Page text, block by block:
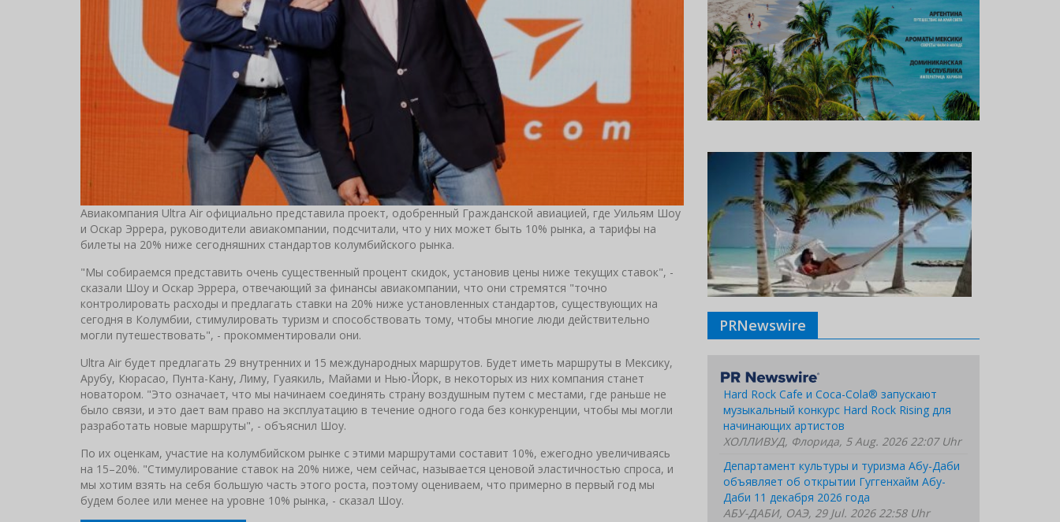
Авиакомпания Ultra Air официально представила проект, одобренный Гражданской авиацией, где Уильям Шоу
и Оскар Эррера, руководители авиакомпании, подсчитали, что у них может быть 10% рынка, а тарифы на
билеты на 20% ниже сегодняшних стандартов колумбийского рынка.
"Мы собираемся представить очень существенный процент скидок, установив цены ниже текущих ставок", -
сказали Шоу и Оскар Эррера, отвечающий за финансы авиакомпании, что они стремятся "точно
контролировать расходы и предлагать ставки на 20% ниже установленных стандартов, существующих на
сегодня в Колумбии, стимулировать туризм и способствовать тому, чтобы многие люди действительно
могли путешествовать", - прокомментировали они.
Ultra Air будет предлагать 29 внутренних и 15 международных маршрутов. Будет иметь маршруты в Мексику,
Арубу, Кюрасао, Пунта-Кану, Лиму, Гуаякиль, Майами и Нью-Йорк, в некоторых из них компания станет
новатором. "Это означает, что мы начинаем соединять страну воздушным путем с местами, где раньше не
было связи, и это дает вам право на эксплуатацию в течение одного года без конкуренции, чтобы мы могли
разработать новые маршруты", - объяснил Шоу.
По их оценкам, участие на колумбийском рынке с этими маршрутами составит 10%, ежегодно увеличиваясь
на 15–20%. "Стимулирование ставок на 20% ниже, чем сейчас, называется ценовой эластичностью спроса, и
мы хотим взять на себя большую часть этого роста, поэтому оцениваем, что примерно в первый год мы
будем более или менее на уровне 10% рынка, - сказал Шоу.
PRNewswire
Hard Rock Cafe и Coca-Cola® запускают
музыкальный конкурс Hard Rock Rising для
начинающих артистов
ХОЛЛИВУД, Флорида, 5 Aug. 2026 22:07 Uhr
Департамент культуры и туризма Абу-Даби
объявляет об открытии Гуггенхайм Абу-
Даби 11 декабря 2026 года
АБУ-ДАБИ, ОАЭ, 29 Jul. 2026 22:58 Uhr